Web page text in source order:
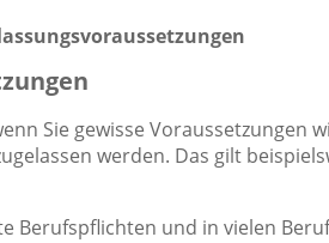
Sie gewisse Voraussetzungen
werden. Das gilt
Berufspflichten und in vielen